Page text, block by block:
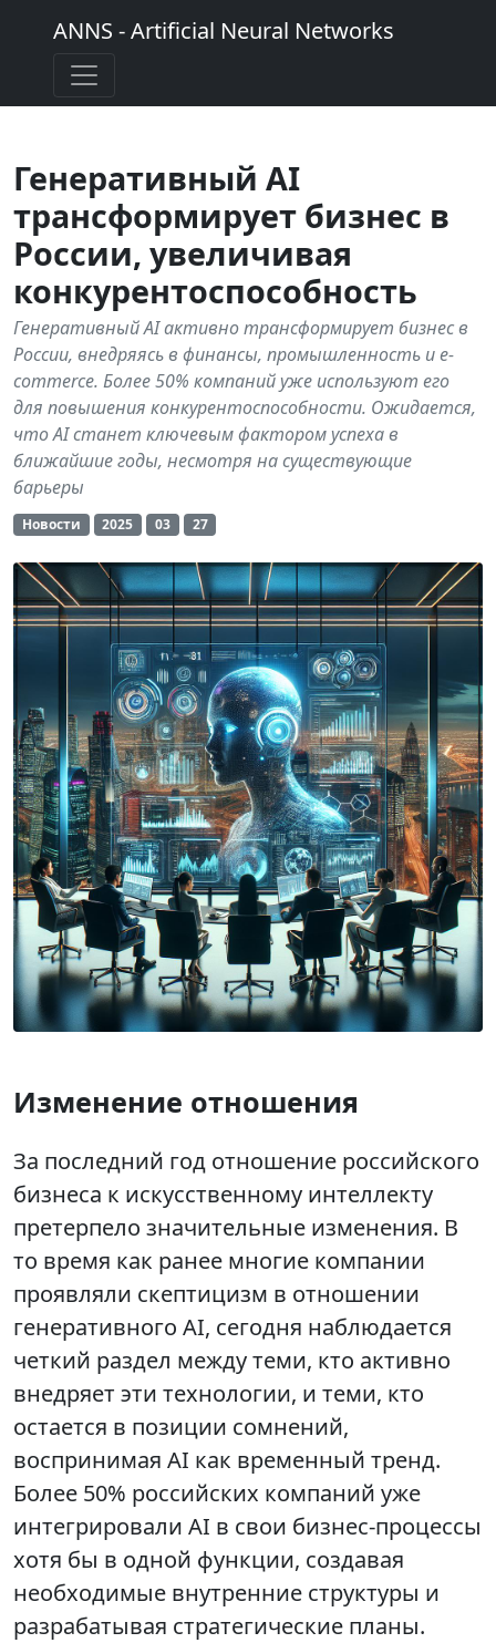
ANNS - Artificial Neural Networks
Генеративный AI
трансформирует бизнес в
России, увеличивая
конкурентоспособность
Генеративный AI активно трансформирует бизнес в
России, внедряясь в финансы, промышленность и e-
commerce. Более 50% компаний уже используют его
для повышения конкурентоспособности. Ожидается,
что AI станет ключевым фактором успеха в
ближайшие годы, несмотря на существующие
барьеры
Новости 2025 03 27
Изменение отношения
За последний год отношение российского
бизнеса к искусственному интеллекту
претерпело значительные изменения. В
то время как ранее многие компании
проявляли скептицизм в отношении
генеративного AI, сегодня наблюдается
четкий раздел между теми, кто активно
внедряет эти технологии, и теми, кто
остается в позиции сомнений,
воспринимая AI как временный тренд.
Более 50% российских компаний уже
интегрировали AI в свои бизнес-процессы
хотя бы в одной функции, создавая
необходимые внутренние структуры и
разрабатывая стратегические планы.